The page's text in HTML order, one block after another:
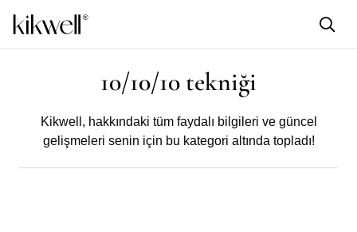
10/10/10 tekniği
Kikwell, hakkındaki tüm faydalı bilgileri ve güncel
gelişmeleri senin için bu kategori altında topladı!